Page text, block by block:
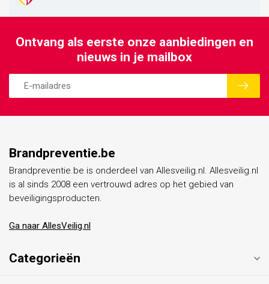
Ontvang als eerste onze aanbiedingen en
nieuws in je mailbox
Brandpreventie.be
Brandpreventie.be is onderdeel van Allesveilig.nl. Allesveilig.nl
is al sinds 2008 een vertrouwd adres op het gebied van
beveiligingsproducten.
Ga naar AllesVeilig.nl
Categorieën